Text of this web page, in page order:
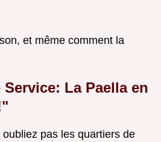
et même comment la
La Paella en
pas les quartiers de